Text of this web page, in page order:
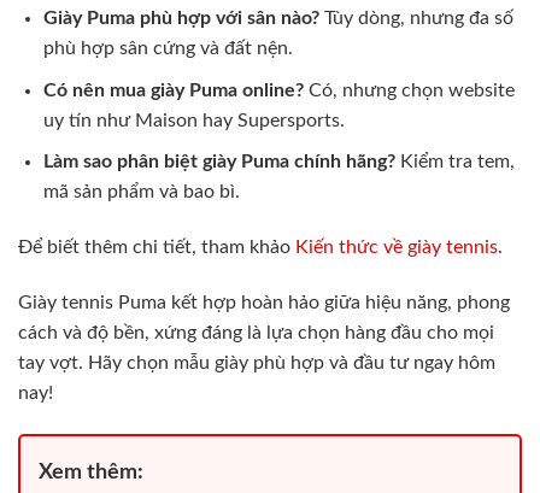
Giày Puma phù hợp với sân nào?Tùy dòng, nhưng đa số
phù hợp sân cứng và đất nện.
Có nên mua giày Puma online?Có, nhưng chọn website
uy tín như Maison hay Supersports.
Làm sao phân biệt giày Puma chính hãng?Kiểm tra tem,
mã sản phẩm và bao bì.
Để biết thêm chi tiết, tham khảo Kiến thức về giày tennis.
Giày tennis Puma kết hợp hoàn hảo giữa hiệu năng, phong
cách và độ bền, xứng đáng là lựa chọn hàng đầu cho mọi
tay vợt. Hãy chọn mẫu giày phù hợp và đầu tư ngay hôm
nay!
Xem thêm: